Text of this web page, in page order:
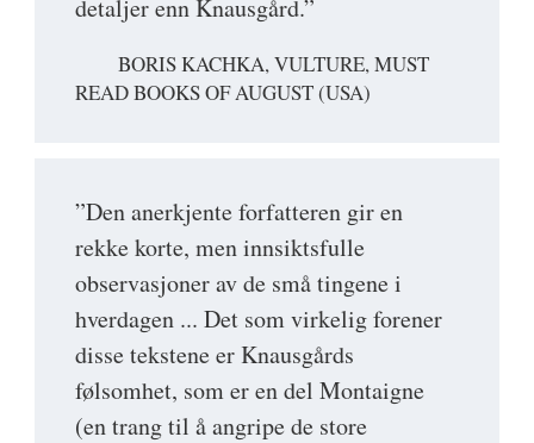
detaljer enn Knausgård.”
BORIS KACHKA, VULTURE, MUST
READ BOOKS OF AUGUST (USA)
”Den anerkjente forfatteren gir en
rekke korte, men innsiktsfulle
observasjoner av de små tingene i
hverdagen ... Det som virkelig forener
disse tekstene er Knausgårds
følsomhet, som er en del Montaigne
(en trang til å angripe de store